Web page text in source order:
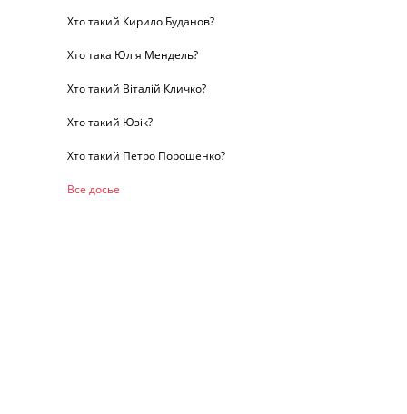
Хто такий Кирило Буданов?
Хто така Юлія Мендель?
Хто такий Віталій Кличко?
Хто такий Юзік?
Хто такий Петро Порошенко?
Все досье